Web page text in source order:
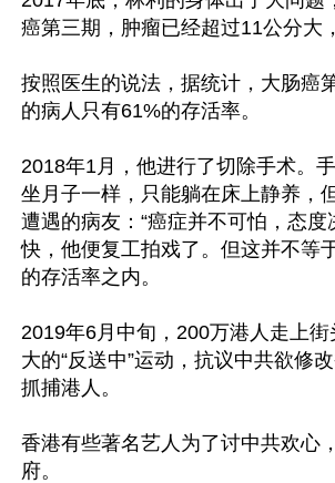
癌第三期，肿瘤已经超过11公分大
按照医生的说法，据统计，大肠癌
的病人只有61%的存活率。
2018年1月，他进行了切除手术。
坐月子一样，只能躺在床上静养，
遭遇的病友：“癌症并不可怕，态度
快，他便复工拍戏了。但这并不等
的存活率之内。
2019年6月中旬，200万港人走上
大的“反送中”运动，抗议中共欲修
抓捕港人。
香港有些著名艺人为了讨中共欢心
府。